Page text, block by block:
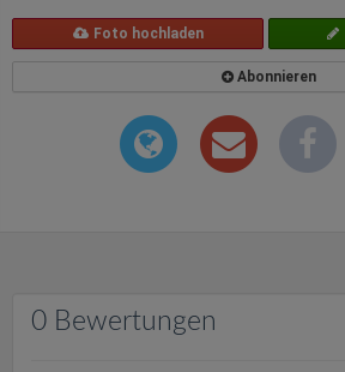
Foto hochladen
Abonnieren
0 Bewertungen